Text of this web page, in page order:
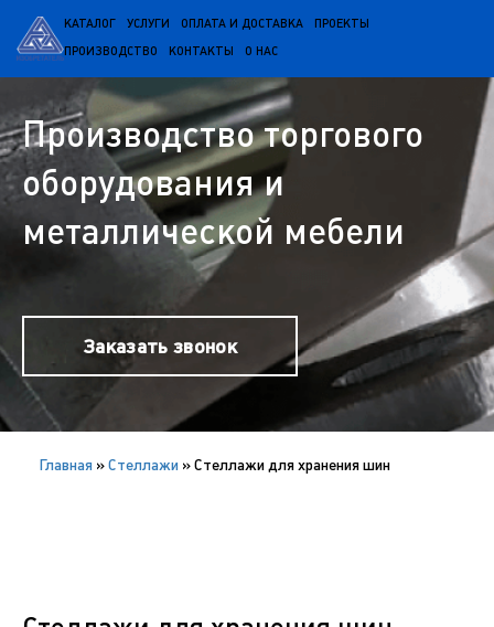
КАТАЛОГ УСЛУГИ ОПЛАТА И ДОСТАВКА ПРОЕКТЫ
ПРОИЗВОДСТВО КОНТАКТЫ О НАС
Производство торгового
оборудования и
металлической мебели
Заказать звонок
Главная »Cтеллажи »Стеллажи для хранения шин